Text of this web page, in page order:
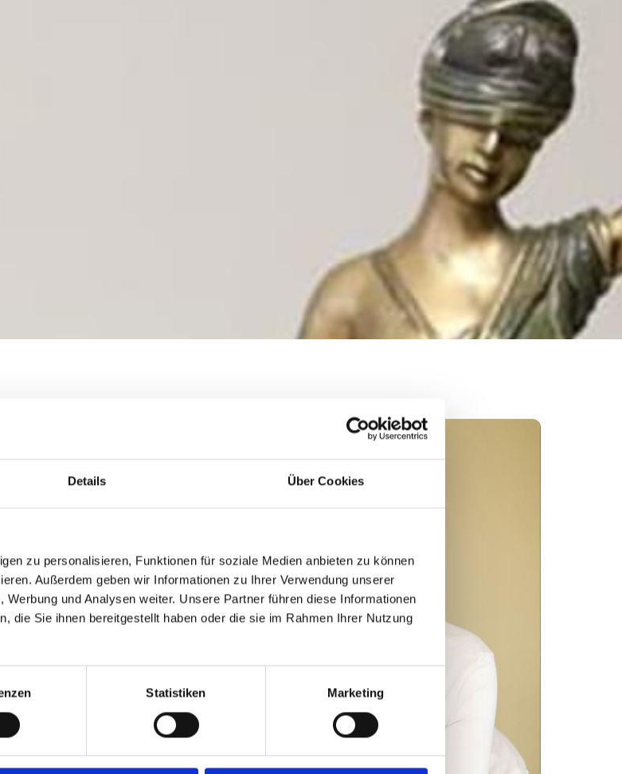
Details Über Cookies
zu personalisieren, Funktionen für soziale Medien anbieten zu können
Außerdem geben wir Informationen zu Ihrer Verwendung unserer
und Analysen weiter. Unsere Partner führen diese Informationen
die Sie ihnen bereitgestellt haben oder die sie im Rahmen Ihrer Nutzung
Statistiken Marketing
ärgern und
schlafen